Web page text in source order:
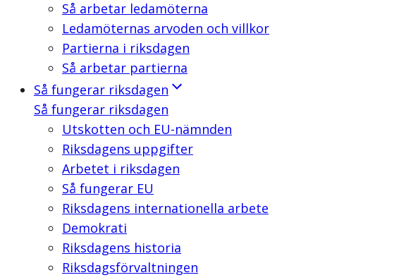
Så arbetar ledamöterna
Ledamöternas arvoden och villkor
Partierna i riksdagen
Så arbetar partierna
Så fungerar riksdagen
Så fungerar riksdagen
Utskotten och EU-nämnden
Riksdagens uppgifter
Arbetet i riksdagen
Så fungerar EU
Riksdagens internationella arbete
Demokrati
Riksdagens historia
Riksdagsförvaltningen